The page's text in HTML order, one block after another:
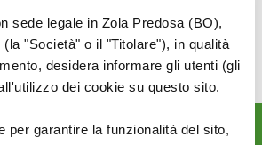
sede legale in Zola Predosa (BO),
"Società" o il "Titolare"), in qualità
desidera informare gli utenti (gli
dei cookie su questo sito.
per garantire la funzionalità del sito,